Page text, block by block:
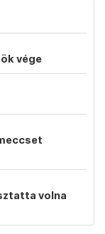
vége
volna